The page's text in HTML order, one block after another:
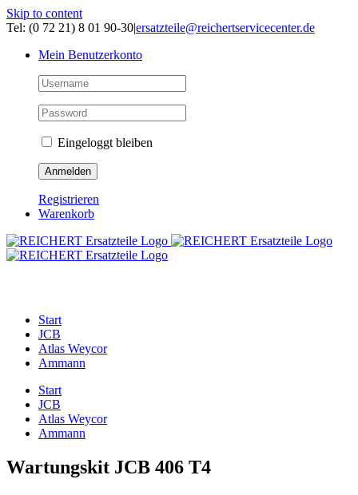
Skip to content
Tel: (0 72 21) 8 01 90-30|ersatzteile@reichertservicecenter.de
Mein Benutzerkonto
Eingeloggt bleiben
Registrieren
Warenkorb
Start
JCB
Atlas Weycor
Ammann
Start
JCB
Atlas Weycor
Ammann
Wartungskit JCB 406 T4